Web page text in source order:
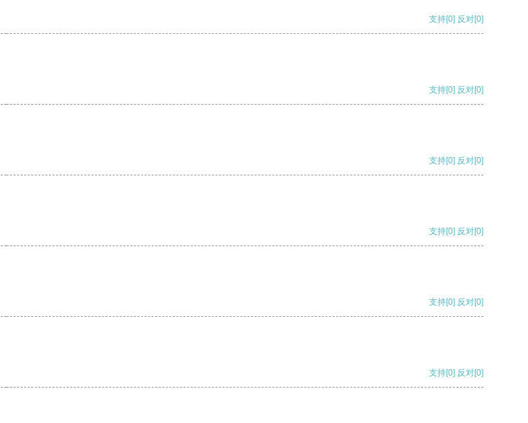
支持[0] 反对[0]
支持[0] 反对[0]
支持[0] 反对[0]
支持[0] 反对[0]
支持[0] 反对[0]
支持[0] 反对[0]